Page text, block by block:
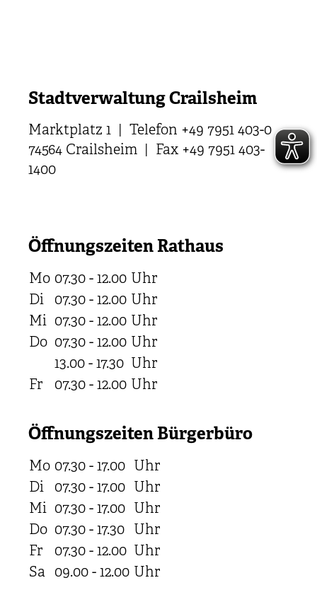
Stadtverwaltung Crailsheim
Marktplatz 1 | Telefon +49 7951 403-0
74564 Crailsheim | Fax +49 7951 403-
1400
Öffnungszeiten Rathaus
Mo 07.30 - 12.00 Uhr
Di
07.30 - 12.00 Uhr
Mi 07.30 - 12.00 Uhr
Do 07.30 - 12.00 Uhr
13.00 - 17.30 Uhr
Fr
07.30 - 12.00 Uhr
Öffnungszeiten Bürgerbüro
Mo 07.30 - 17.00 Uhr
Di
07.30 - 17.00 Uhr
Mi 07.30 - 17.00 Uhr
Do 07.30 - 17.30 Uhr
Fr
07.30 - 12.00 Uhr
Sa 09.00 - 12.00 Uhr